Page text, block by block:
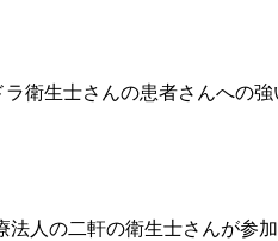
衛生士さんの患者さんへの
人の二軒の衛生士さんが参